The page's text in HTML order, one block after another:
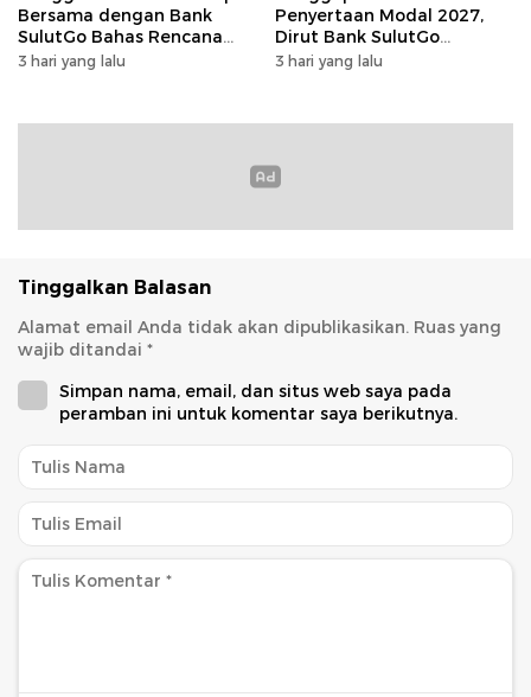
Bersama dengan Bank
SulutGo Bahas Rencana
Penyertaan Modal Rp30
3 hari yang lalu
Penyertaan Modal 2027,
Dirut Bank SulutGo
Jelaskan Pentingnya
3 hari yang lalu
Tinggalkan Balasan
Alamat email Anda tidak akan dipublikasikan. Ruas yang
wajib ditandai *
Simpan nama, email, dan situs web saya pada
peramban ini untuk komentar saya berikutnya.